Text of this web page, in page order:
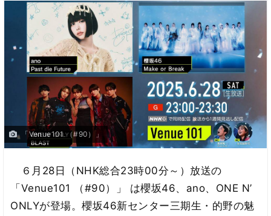
「Venue101 （#90）」
６月28日（NHK総合23時00分～）放送の
「Venue101 （#90）」 は櫻坂46、ano、ONE N’
ONLYが登場。櫻坂46新センター三期生・的野の魅